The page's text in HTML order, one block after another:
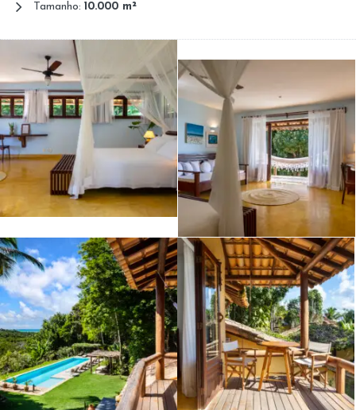
Tamanho: 10.000 m²